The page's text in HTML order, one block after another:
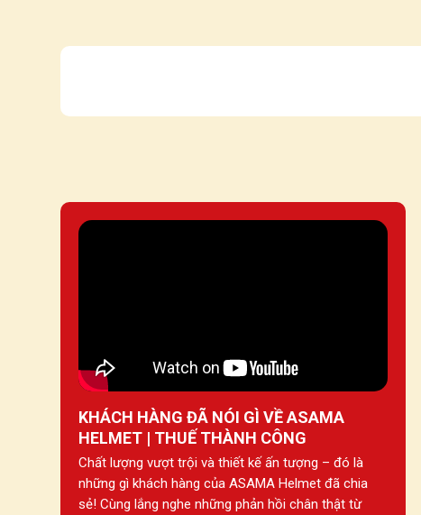
KHÁCH HÀNG ĐÃ NÓI GÌ VỀ ASAMA
HELMET | THUẾ THÀNH CÔNG
Chất lượng vượt trội và thiết kế ấn tượng – đó là
những gì khách hàng của ASAMA Helmet đã chia
sẻ! Cùng lắng nghe những phản hồi chân thật từ